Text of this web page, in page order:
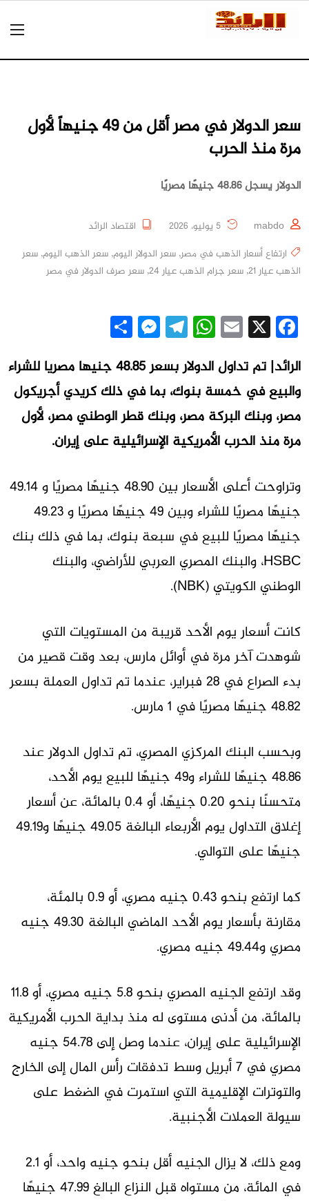
سعر الدولار في مصر أقل من 49 جنيهاً لأول
مرة منذ الحرب
الدولار يسجل 48.86 جنيهًا مصريًا
mabdo
اقتصاد الرائد
ارتفاع أسعار الذهب في مصر, سعر الدولار اليوم, سعر الذهب اليوم, سعر
الذهب عيار 21 , سعر جرام الذهب عيار 24 , سعر صرف الدولار في مصر
Facebook
X
Email
WhatsApp
Telegram
Messenger
الرائد| تم تداول الدولار بسعر 48.85 جنيها مصريا للشراء
والبيع في خمسة بنوك، بما في ذلك كريدي أجريكول
مصر، وبنك البركة مصر، وبنك قطر الوطني مصر، لأول
مرة منذ الحرب الأمريكية الإسرائيلية على إيران.
وتراوحت أعلى الأسعار بين 48.90 جنيهًا مصريًا و 49.14
جنيهًا مصريًا للشراء وبين 49 جنيهًا مصريًا و 49.23
جنيهًا مصريًا للبيع في سبعة بنوك، بما في ذلك بنك
HSBC، والبنك المصري العربي للأراضي، والبنك
الوطني الكويتي (NBK).
كانت أسعار يوم الأحد قريبة من المستويات التي
شوهدت آخر مرة في أوائل مارس، بعد وقت قصير من
بدء الصراع في 28 فبراير، عندما تم تداول العملة بسعر
48.82 جنيهًا مصريًا في 1 مارس.
وبحسب البنك المركزي المصري، تم تداول الدولار عند
48.86 جنيهًا للشراء و49 جنيهًا للبيع يوم الأحد،
متحسنًا بنحو 0.20 جنيهًا، أو 0.4 بالمائة، عن أسعار
إغلاق التداول يوم الأربعاء البالغة 49.05 جنيهًا و49.19
جنيهًا على التوالي.
كما ارتفع بنحو 0.43 جنيه مصري، أو 0.9 بالمئة،
مقارنة بأسعار يوم الأحد الماضي البالغة 49.30 جنيه
مصري و49.44 جنيه مصري.
وقد ارتفع الجنيه المصري بنحو 5.8 جنيه مصري، أو 11.8
بالمائة، من أدنى مستوى له منذ بداية الحرب الأمريكية
الإسرائيلية على إيران، عندما وصل إلى 54.78 جنيه
مصري في 7 أبريل وسط تدفقات رأس المال إلى الخارج
والتوترات الإقليمية التي استمرت في الضغط على
سيولة العملات الأجنبية.
ومع ذلك، لا يزال الجنيه أقل بنحو جنيه واحد، أو 2.1
في المائة، من مستواه قبل النزاع البالغ 47.99 جنيهًا